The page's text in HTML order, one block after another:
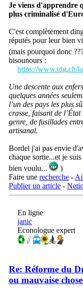
Je viens d'apprendre
plus criminalisé
C'est complètement
réputés pour leur bien
(mais pourquoi donc
bisounours :
https://www.tdg.ch/
Une descente aux
quelques années
l’un des pays les plus
crasse, faisant de
genre, de fusillades
artisanal.
Bordel j'ai pas envie
chaque sortie...et je
bien voulu...
)
Faire une recherche -
Publier un article -
En ligne
janic
Econologue expert
Re: Réforme du
ou mauvaise